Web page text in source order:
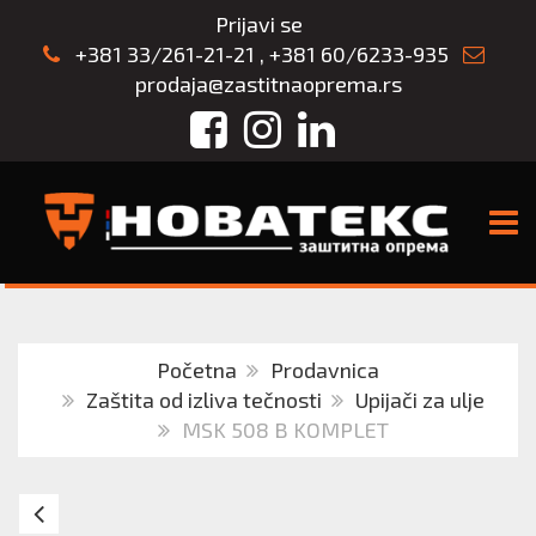
Prijavi se
+381 33/261-21-21 , +381 60/6233-935
prodaja@zastitnaoprema.rs
FacebookInstagram
LinkedIn
Početna
Prodavnica
Zaštita od izliva tečnosti
Upijači za ulje
MSK 508 B KOMPLET
MSK